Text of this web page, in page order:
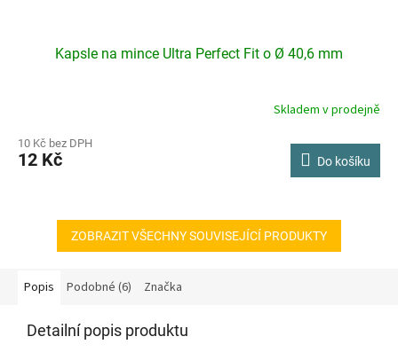
Kapsle na mince Ultra Perfect Fit o Ø 40,6 mm
Skladem v prodejně
10 Kč bez DPH
12 Kč Do košíku
ZOBRAZIT VŠECHNY SOUVISEJÍCÍ PRODUKTY
Popis Podobné (6) Značka
Detailní popis produktu